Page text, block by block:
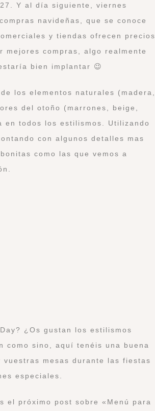
Y al día siguiente, viernes
navideñas, que se conoce
y tiendas ofrecen precios
mejores compras, algo realmente
bien implantar 😉
los elementos naturales (madera,
del otoño (marrones, beige,
todos los estilismos. Utilizando
con algunos detalles mas
como las que vemos a
¿Os gustan los estilismos
como sino, aquí tenéis una buena
mesas durante las fiestas
especiales.
el próximo post sobre «Menú para